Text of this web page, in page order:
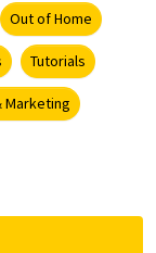
Out of Home
Tutorials
Marketing